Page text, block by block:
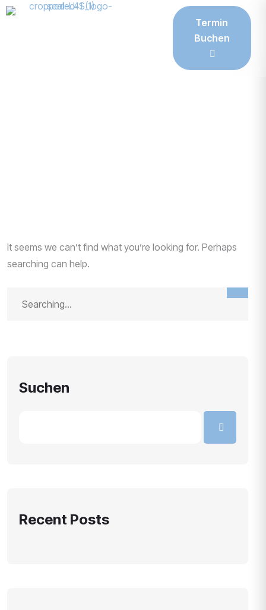
Termin
Buchen
Business consultancy enables companies to stay
digital landscape, ultimately
It seems we can’t find what you’re looking for. Perhaps
searching can help.
Suchen
Recent Posts